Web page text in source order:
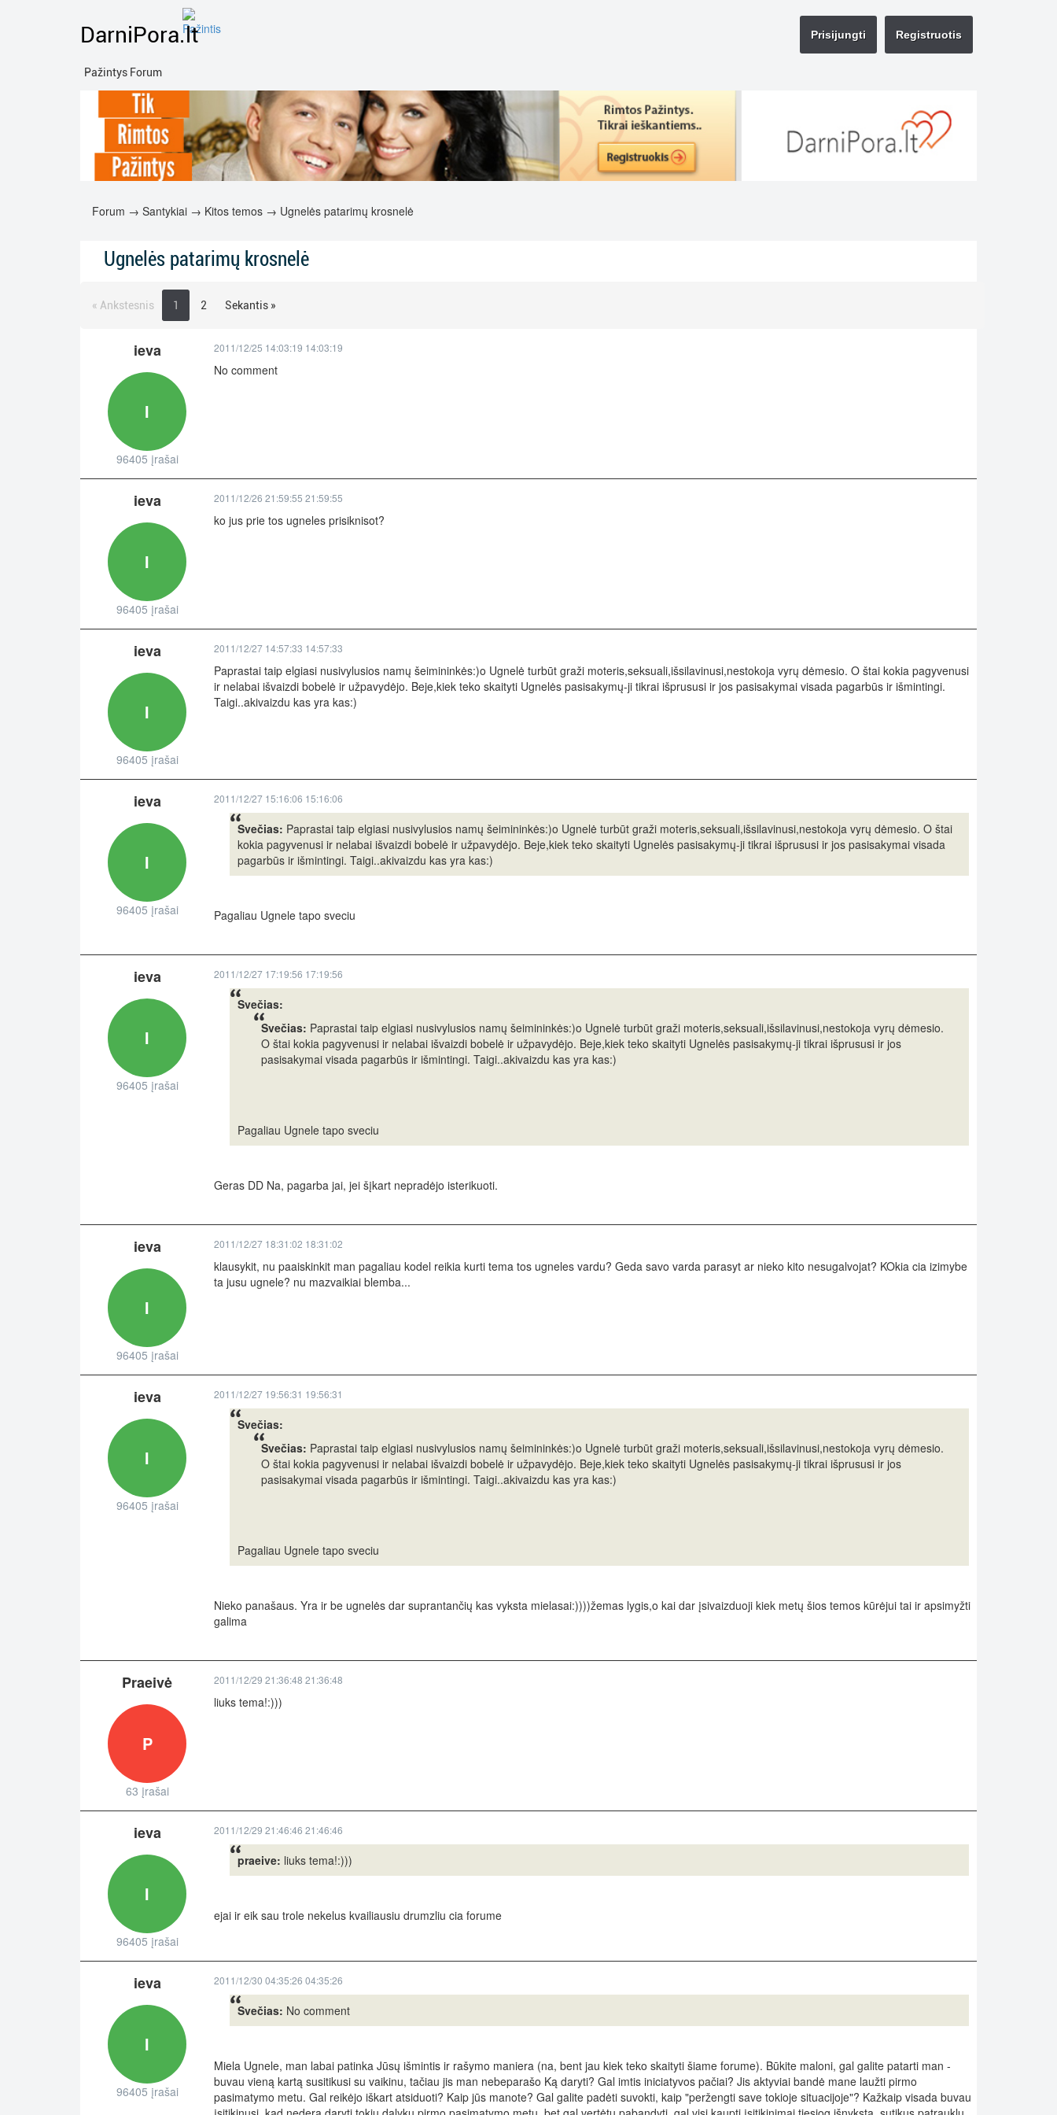
DarniPora.lt
Pažintys Forum
Registruotis
Prisijungti
Forum → Santykiai → Kitos temos → Ugnelės patarimų krosnelė
Ugnelės patarimų krosnelė
« Ankstesnis 1 2 Sekantis »
ieva
I
96405 įrašai
2011/12/25 14:03:19 14:03:19
No comment
ieva
I
96405 įrašai
2011/12/26 21:59:55 21:59:55
ko jus prie tos ugneles prisiknisot?
ieva
I
96405 įrašai
2011/12/27 14:57:33 14:57:33
Paprastai taip elgiasi nusivylusios namų šeimininkės:)o Ugnelė turbūt graži moteris,seksuali,išsilavinusi,nestokoja vyrų dėmesio. O štai kokia pagyvenusi
ir nelabai išvaizdi bobelė ir užpavydėjo. Beje,kiek teko skaityti Ugnelės pasisakymų-ji tikrai išprususi ir jos pasisakymai visada pagarbūs ir išmintingi.
Taigi..akivaizdu kas yra kas:)
ieva
I
96405 įrašai
2011/12/27 15:16:06 15:16:06
Svečias: Paprastai taip elgiasi nusivylusios namų šeimininkės:)o Ugnelė turbūt graži moteris,seksuali,išsilavinusi,nestokoja vyrų dėmesio. O štai
kokia pagyvenusi ir nelabai išvaizdi bobelė ir užpavydėjo. Beje,kiek teko skaityti Ugnelės pasisakymų-ji tikrai išprususi ir jos pasisakymai visada
pagarbūs ir išmintingi. Taigi..akivaizdu kas yra kas:)
Pagaliau Ugnele tapo sveciu
ieva
I
96405 įrašai
2011/12/27 17:19:56 17:19:56
Svečias:
Svečias: Paprastai taip elgiasi nusivylusios namų šeimininkės:)o Ugnelė turbūt graži moteris,seksuali,išsilavinusi,nestokoja vyrų dėmesio.
O štai kokia pagyvenusi ir nelabai išvaizdi bobelė ir užpavydėjo. Beje,kiek teko skaityti Ugnelės pasisakymų-ji tikrai išprususi ir jos
pasisakymai visada pagarbūs ir išmintingi. Taigi..akivaizdu kas yra kas:)
Pagaliau Ugnele tapo sveciu
Geras DD Na, pagarba jai, jei šįkart nepradėjo isterikuoti.
ieva
I
96405 įrašai
2011/12/27 18:31:02 18:31:02
klausykit, nu paaiskinkit man pagaliau kodel reikia kurti tema tos ugneles vardu? Geda savo varda parasyt ar nieko kito nesugalvojat? KOkia cia izimybe
ta jusu ugnele? nu mazvaikiai blemba...
ieva
I
96405 įrašai
2011/12/27 19:56:31 19:56:31
Svečias:
Svečias: Paprastai taip elgiasi nusivylusios namų šeimininkės:)o Ugnelė turbūt graži moteris,seksuali,išsilavinusi,nestokoja vyrų dėmesio.
O štai kokia pagyvenusi ir nelabai išvaizdi bobelė ir užpavydėjo. Beje,kiek teko skaityti Ugnelės pasisakymų-ji tikrai išprususi ir jos
pasisakymai visada pagarbūs ir išmintingi. Taigi..akivaizdu kas yra kas:)
Pagaliau Ugnele tapo sveciu
Nieko panašaus. Yra ir be ugnelės dar suprantančių kas vyksta mielasai:))))žemas lygis,o kai dar įsivaizduoji kiek metų šios temos kūrėjui tai ir apsimyžti
galima
Praeivė
P
63 įrašai
2011/12/29 21:36:48 21:36:48
liuks tema!:)))
ieva
I
96405 įrašai
2011/12/29 21:46:46 21:46:46
praeive: liuks tema!:)))
ejai ir eik sau trole nekelus kvailiausiu drumzliu cia forume
ieva
I
96405 įrašai
2011/12/30 04:35:26 04:35:26
Svečias: No comment
Miela Ugnele, man labai patinka Jūsų išmintis ir rašymo maniera (na, bent jau kiek teko skaityti šiame forume). Būkite maloni, gal galite patarti man -
buvau vieną kartą susitikusi su vaikinu, tačiau jis man nebeparašo Ką daryti? Gal imtis iniciatyvos pačiai? Jis aktyviai bandė mane laužti pirmo
pasimatymo metu. Gal reikėjo iškart atsiduoti? Kaip jūs manote? Gal galite padėti suvokti, kaip "peržengti save tokioje situacijoje"? Kažkaip visada buvau